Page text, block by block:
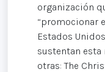
organización
“promocionar
Estados
sustentan esta
otras: The